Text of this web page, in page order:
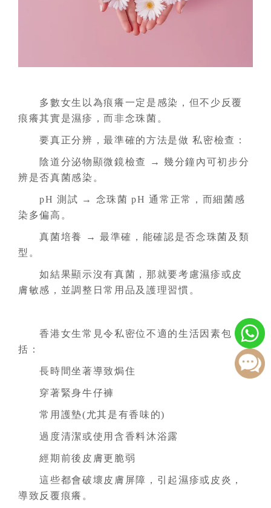
多數女生以為痕癢一定是感染，但不少反覆
痕癢其實是濕疹，而非念珠菌。
要真正分辨，最準確的方法是做 私密檢查：
陰道分泌物顯微鏡檢查 → 幾分鐘內可初步分
辨是否真菌感染。
pH 測試 → 念珠菌 pH 通常正常，而細菌感
染多偏高。
真菌培養 → 最準確，能確認是否念珠菌及類
型。
如結果顯示沒有真菌，那就要考慮濕疹或皮
膚敏感，並調整日常用品及護理習慣。
香港女生常見令私密位不適的生活因素包
括：
長時間坐著導致焗住
穿著緊身牛仔褲
常用護墊(尤其是有香味的)
過度清潔或使用含香料沐浴露
經期前後皮膚更脆弱
這些都會破壞皮膚屏障，引起濕疹或皮炎，
導致反覆痕癢。